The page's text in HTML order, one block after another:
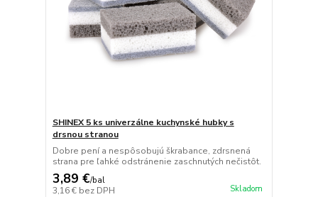
SHINEX 5 ks univerzálne kuchynské hubky s
drsnou stranou
Dobre pení a nespôsobujú škrabance, zdrsnená
strana pre ľahké odstránenie zaschnutých nečistôt.
3,89 €/bal
3,16 € bez DPH Skladom